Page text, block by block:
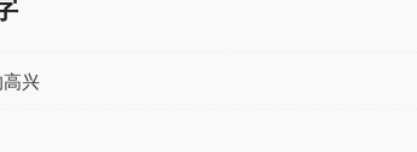
兴